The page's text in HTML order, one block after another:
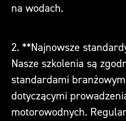
na wodach.
2. **Najnowsze
Nasze szkolenia są
standardami
dotyczącymi
motorowodnych.